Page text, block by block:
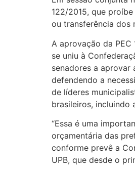
122/2015, que
ou transferência dos
A aprovação da
se uniu à
senadores a aprovar
defendendo a
de líderes
brasileiros, incluindo
“Essa é uma
orçamentária das
conforme prevê a
UPB, que desde o